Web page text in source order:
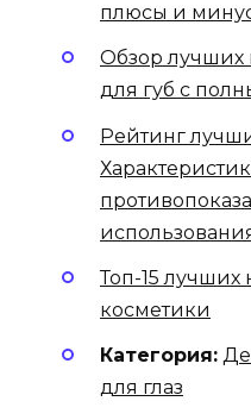
плюсы и
Обзор лучших
для губ с
Рейтинг
Топ-15 лучших
косметики
Категория:
для глаз